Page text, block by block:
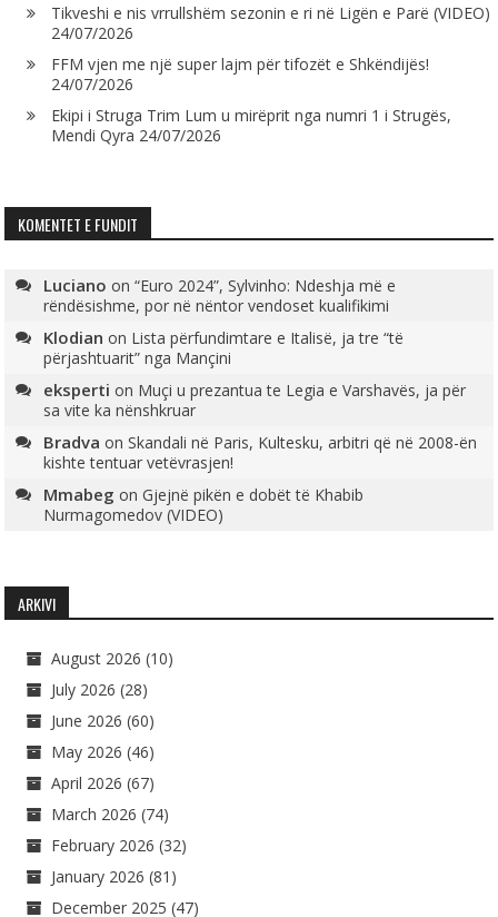
Tikveshi e nis vrrullshëm sezonin e ri në Ligën e Parë (VIDEO)
24/07/2026
FFM vjen me një super lajm për tifozët e Shkëndijës!
24/07/2026
Ekipi i Struga Trim Lum u mirëprit nga numri 1 i Strugës,
Mendi Qyra 24/07/2026
KOMENTET E FUNDIT
Luciano on“Euro 2024”, Sylvinho: Ndeshja më e
rëndësishme, por në nëntor vendoset kualifikimi
Klodian on Lista përfundimtare e Italisë, ja tre “të
përjashtuarit” nga Mançini
eksperti on Muçi u prezantua te Legia e Varshavës, ja për
sa vite ka nënshkruar
Bradva onSkandali në Paris, Kultesku, arbitri që në 2008-ën
kishte tentuar vetëvrasjen!
Mmabeg onGjejnë pikën e dobët të Khabib
Nurmagomedov (VIDEO)
ARKIVI
August 2026 (10)
July 2026 (28)
June 2026 (60)
May 2026 (46)
April 2026 (67)
March 2026 (74)
February 2026 (32)
January 2026 (81)
December 2025 (47)